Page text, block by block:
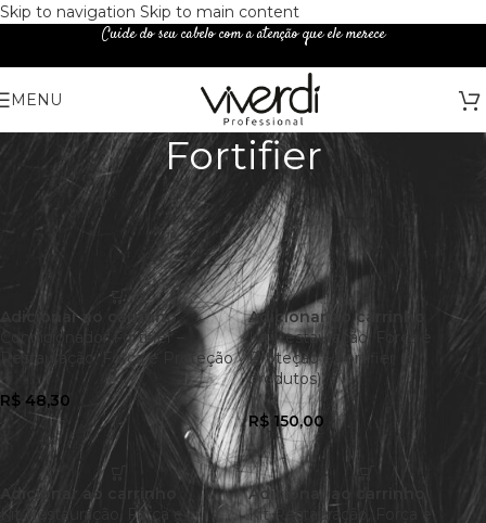
Skip to navigation Skip to main content
Cuide do seu cabelo com a atenção que ele merece
MENU
Fortifier
Adicionar ao carrinho
Condicionador Fortifier –
Restauração, Força e Proteção
R$ 48,30
Adicionar ao carrinho
Kit Restauração, Força e
Proteção – Fortifier (3
produtos)
R$150,00
Adicionar ao carrinho
Kit Restauração, Força e
Adicionar ao carrinho
Kit Restauração, Força e